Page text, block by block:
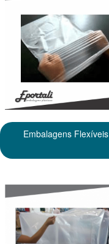
Embalagens Flexíveis